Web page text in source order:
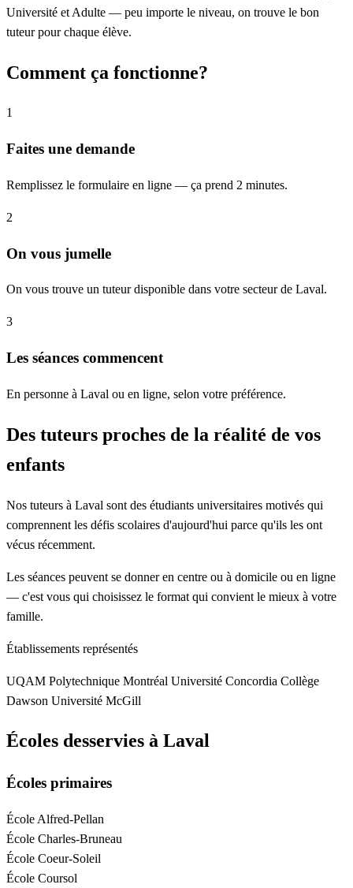
Université et Adulte — peu importe le niveau, on trouve le bon
tuteur pour chaque élève.
Comment ça fonctionne?
1
Faites une demande
Remplissez le formulaire en ligne — ça prend 2 minutes.
2
On vous jumelle
On vous trouve un tuteur disponible dans votre secteur de Laval.
3
Les séances commencent
En personne à Laval ou en ligne, selon votre préférence.
Des tuteurs proches de la réalité de vos
enfants
Nos tuteurs à Laval sont des étudiants universitaires motivés qui
comprennent les défis scolaires d'aujourd'hui parce qu'ils les ont
vécus récemment.
Les séances peuvent se donner en centre ou à domicile ou en ligne
— c'est vous qui choisissez le format qui convient le mieux à votre
famille.
Établissements représentés
UQAM Polytechnique Montréal Université Concordia Collège
Dawson Université McGill
Écoles desservies à Laval
Écoles primaires
École Alfred-Pellan
École Charles-Bruneau
École Coeur-Soleil
École Coursol